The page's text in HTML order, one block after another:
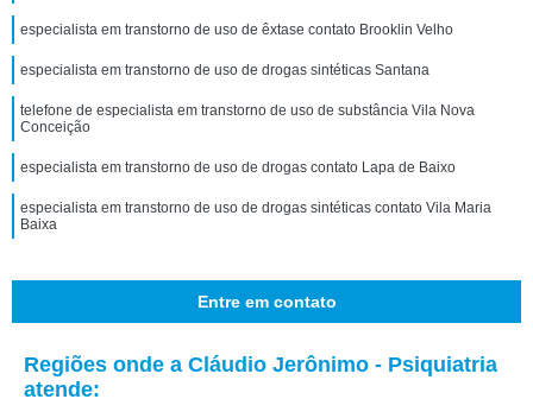
especialista em transtorno de uso de êxtase contato Brooklin Velho
especialista em transtorno de uso de drogas sintéticas Santana
telefone de especialista em transtorno de uso de substância Vila Nova
Conceição
especialista em transtorno de uso de drogas contato Lapa de Baixo
especialista em transtorno de uso de drogas sintéticas contato Vila Maria
Baixa
Entre em contato
Regiões onde a Cláudio Jerônimo - Psiquiatria
atende: